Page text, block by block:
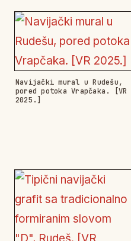
Navijački mural u Rudešu,
pored potoka Vrapčaka. [VR
2025.]